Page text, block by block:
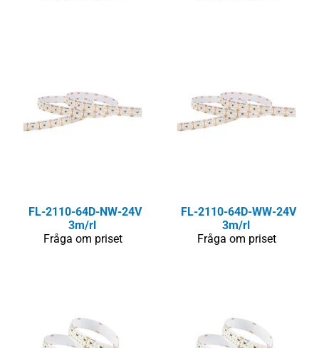
FL-2110-64D-NW-24V
3m/rl
Fråga om priset
FL-2110-64D-WW-24V
3m/rl
Fråga om priset